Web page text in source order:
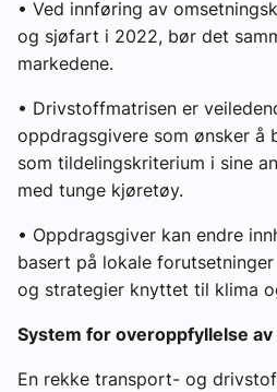
• Ved innføring av
og sjøfart i 2022, bør det
markedene.
• Drivstoffmatrisen er
oppdragsgivere som ønsker å
som tildelingskriterium i sine
med tunge kjøretøy.
• Oppdragsgiver kan endre
basert på lokale
og strategier knyttet til klima
System for overoppfyllelse
En rekke transport- og